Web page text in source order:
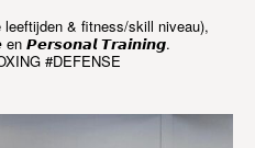
& fitness/skill niveau),
𝙋𝙚𝙧𝙨𝙤𝙣𝙖𝙡 𝙏𝙧𝙖𝙞𝙣𝙞𝙣𝙜.
#DEFENSE